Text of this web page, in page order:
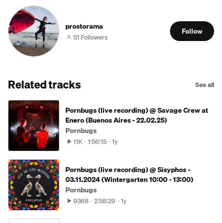
prostorama
51 Followers
Follow
Related tracks See all
Pornbugs (live recording) @ Savage Crew at
Enero (Buenos Aires - 22.02.25)
Pornbugs
11K 1:56:15 1y
Pornbugs (live recording) @ Sisyphos -
03.11.2024 (Wintergarten 10:00 - 13:00)
Pornbugs
9368 2:58:29 1y